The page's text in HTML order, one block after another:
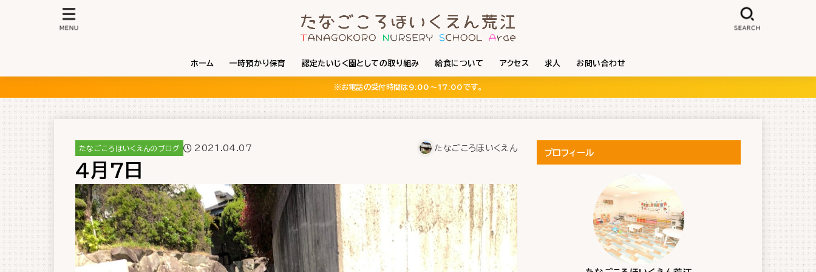
ホーム 一時預かり保育 認定たいじく園としての取り組み 給食について アクセス 求人 お問い合わせ
SEARCH
MENU
※お電話の受付時間は9:00〜17:00です。
たなごころほいくえんのブログ 2021.04.07 たなごころほいくえん
4月7日
プロフィール